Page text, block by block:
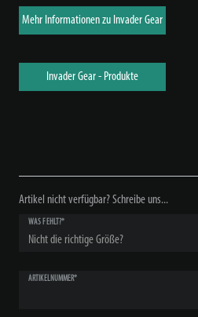
Mehr Informationen zu Invader Gear
Invader Gear - Produkte
Artikel nicht verfügbar? Schreibe uns...
WAS FEHLT?*
ARTIKELNUMMER*